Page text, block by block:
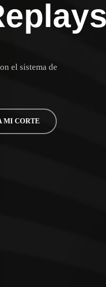
el sistema de
MI CORTE